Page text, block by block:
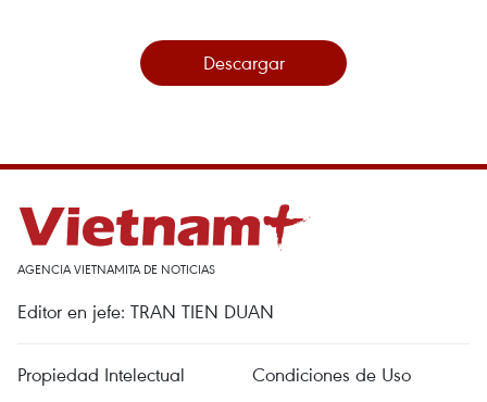
Descargar
AGENCIA VIETNAMITA DE NOTICIAS
Editor en jefe: TRAN TIEN DUAN
Propiedad Intelectual
Condiciones de Uso